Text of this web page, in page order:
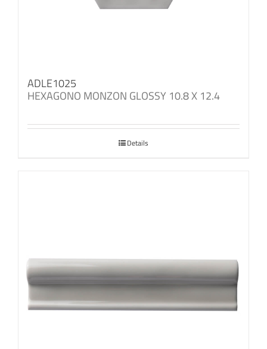
ADLE1025
HEXAGONO MONZON GLOSSY 10.8 X 12.4
Details